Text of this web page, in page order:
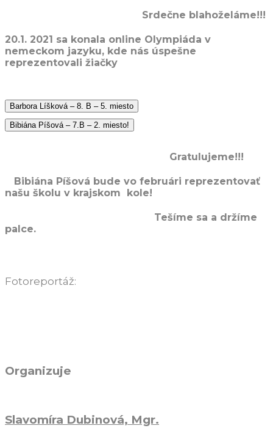
Srdečne blahoželáme!!!
20.1. 2021 sa konala online Olympiáda v
nemeckom jazyku, kde nás úspešne
reprezentovali žiačky
Barbora Líšková – 8. B – 5. miesto
Bibiána Píšová – 7.B – 2. miesto!
Gratulujeme!!!
Bibiána Píšová bude vo februári reprezentovať
našu školu v krajskom kole!
Tešíme sa a držíme
palce.
Fotoreportáž:
Organizuje
Slavomíra Dubinová, Mgr.